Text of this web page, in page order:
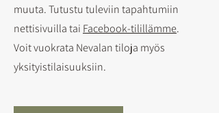
muuta. Tutustu tuleviin tapahtumiin
nettisivuilla tai Facebook-tilillämme.
Voit vuokrata Nevalan tiloja myös
yksityistilaisuuksiin.